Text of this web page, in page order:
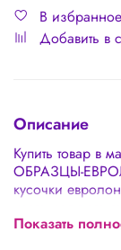
В избранное
Добавить в
Описание
Купить товар в
ОБРАЗЦЫ-
кусочки
наличии. Цвета
Показать